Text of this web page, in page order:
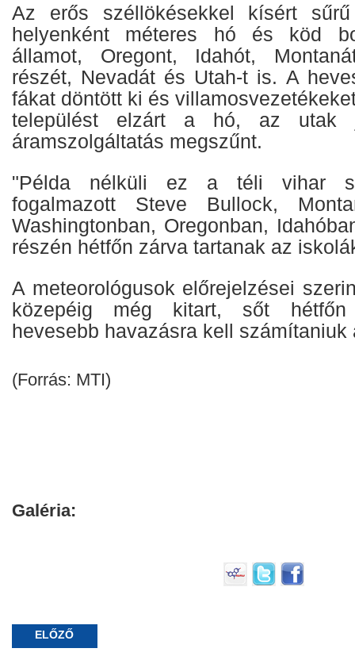
Az erős széllökésekkel kísért
helyenként méteres hó és köd
államot, Oregont, Idahót,
részét, Nevadát és Utah-t is. A
fákat döntött ki és
települést elzárt a hó, az utak
áramszolgáltatás megszűnt.
"Példa nélküli ez a téli vihar
fogalmazott Steve Bullock,
Washingtonban, Oregonban,
részén hétfőn zárva tartanak az
A meteorológusok előrejelzései
közepéig még kitart, sőt hétfőn
hevesebb havazásra kell számítaniuk
(Forrás: MTI)
Galéria:
ELŐZŐ